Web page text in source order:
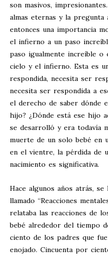
son masivos,
almas eternas y la pregunta
entonces una importancia
el infierno a un paso
paso igualmente increíble o
cielo y el infierno. Esta es
respondida, necesita ser
necesita ser respondida a
el derecho de saber dónde
hijo? ¿Dónde está ese hijo
se desarrolló y era todavía
muerte de un solo bebé en
en el vientre, la pérdida de
nacimiento es significativa.
Hace algunos años atrás,
llamado “Reacciones
relataba las reacciones de
bebé alrededor del tiempo
ciento de los padres que
enojado. Cincuenta por